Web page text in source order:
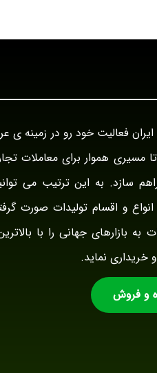
تا مسیری هموار برای معاملات
سازد. به این ترتیب می
و اقسام تولیدات صورت
به بازارهای جهانی را با
نماید.
و فروش